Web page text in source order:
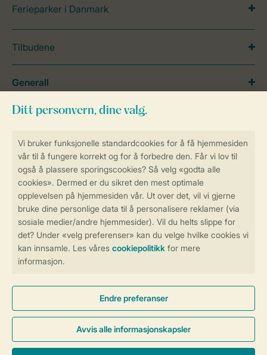
Mer info og preferanser
Sikker og rask online booking
Sikker datahåndtering
Sikker betaling
Ferieparker i Danmark
Tilbudene
Generall
Service
Betalingsmuligheder
Generelle betingelser Persondatapolitik Cookies og bannere